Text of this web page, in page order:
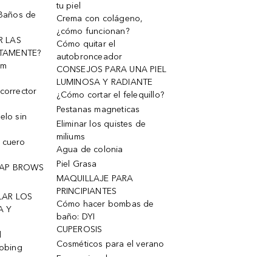
de
LAS
sin
cuero
BROWS
LOS
Y
tu piel
Crema con colágeno,
¿cómo funcionan?
Cómo quitar el
autobronceador
CONSEJOS PARA UNA PIEL
LUMINOSA Y RADIANTE
¿Cómo cortar el felequillo?
Pestanas magneticas
Eliminar los quistes de
miliums
Agua de colonia
Piel Grasa
MAQUILLAJE PARA
PRINCIPIANTES
Cómo hacer bombas de
baño: DYI
CUPEROSIS
Cosméticos para el verano